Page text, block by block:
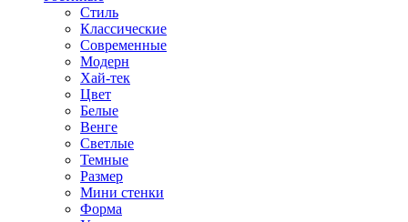
Стиль
Классические
Современные
Модерн
Хай-тек
Цвет
Белые
Венге
Светлые
Темные
Размер
Мини стенки
Форма